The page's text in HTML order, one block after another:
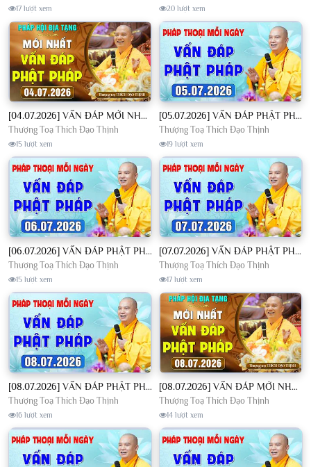
17 lượt xem 20 lượt xem
[04.07.2026] VẤN ĐÁP MỚI NHẤT - Pháp Hội Địa Tạng Chùa Khai Nguyên | TT. Thích Đạo Thịnh
Thượng Toạ Thích Đạo Thịnh
15 lượt xem
[05.07.2026] VẤN ĐÁP PHẬT PHÁP - Nghe Thầy giảng Pháp mỗi ngày CÔNG ĐỨC VÔ LƯỢNG│TT. Thích Đạo Thịnh
Thượng Toạ Thích Đạo Thịnh
19 lượt xem
[06.07.2026] VẤN ĐÁP PHẬT PHÁP - Nghe Thầy giảng Pháp mỗi ngày CÔNG ĐỨC VÔ LƯỢNG│TT. Thích Đạo Thịnh
Thượng Toạ Thích Đạo Thịnh
15 lượt xem
[07.07.2026] VẤN ĐÁP PHẬT PHÁP - Nghe Thầy giảng Pháp mỗi ngày CÔNG ĐỨC VÔ LƯỢNG│TT. Thích Đạo Thịnh
Thượng Toạ Thích Đạo Thịnh
17 lượt xem
[08.07.2026] VẤN ĐÁP PHẬT PHÁP - Nghe Thầy giảng Pháp mỗi ngày CÔNG ĐỨC VÔ LƯỢNG│TT. Thích Đạo Thịnh
Thượng Toạ Thích Đạo Thịnh
16 lượt xem
[08.07.2026] VẤN ĐÁP MỚI NHẤT - Pháp Hội Địa Tạng Chùa Khai Nguyên | TT. Thích Đạo Thịnh
Thượng Toạ Thích Đạo Thịnh
14 lượt xem